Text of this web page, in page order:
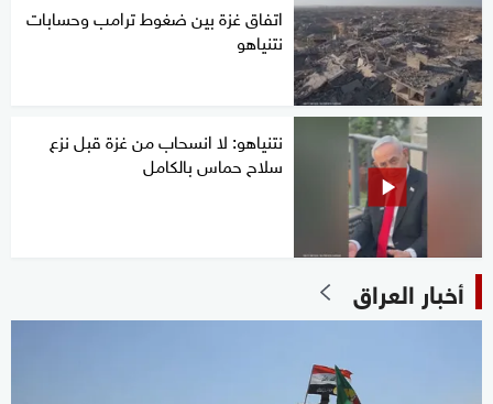
اتفاق غزة بين ضغوط ترامب وحسابات
نتنياهو
نتنياهو: لا انسحاب من غزة قبل نزع
سلاح حماس بالكامل
أخبار العراق